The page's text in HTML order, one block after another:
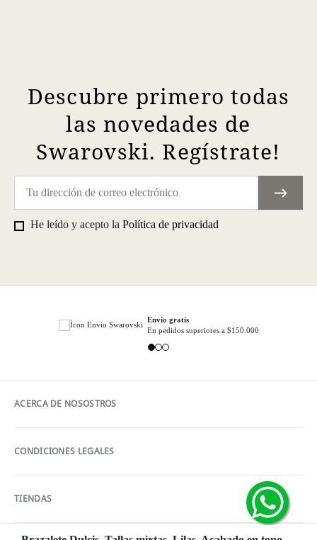
Descubre primero todas
las novedades de
Swarovski. Regístrate!
He leído y acepto la Política de privacidad
Envío gratis
En pedidos superiores a $150.000
ACERCA DE NOSOSTROS
CONDICIONES LEGALES
TIENDAS